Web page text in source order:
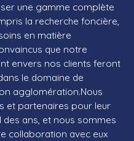
une gamme complète
la recherche foncière,
en matière
que notre
envers nos clients feront
le domaine de
agglomération.Nous
et partenaires pour leur
ans, et nous sommes
collaboration avec eux